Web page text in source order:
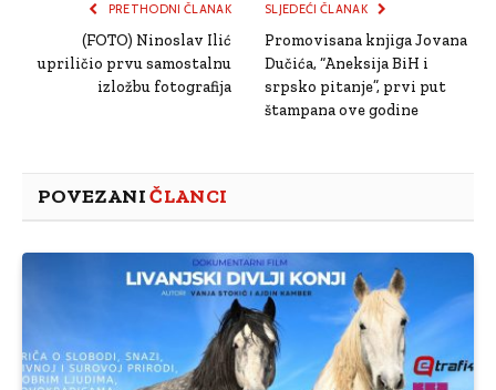
PRETHODNI ČLANAK
(FOTO) Ninoslav Ilić
upriličio prvu samostalnu
izložbu fotografija
SLJEDEĆI ČLANAK
Promovisana knjiga Jovana
Dučića, “Aneksija BiH i
srpsko pitanje”, prvi put
štampana ove godine
POVEZANIČLANCI